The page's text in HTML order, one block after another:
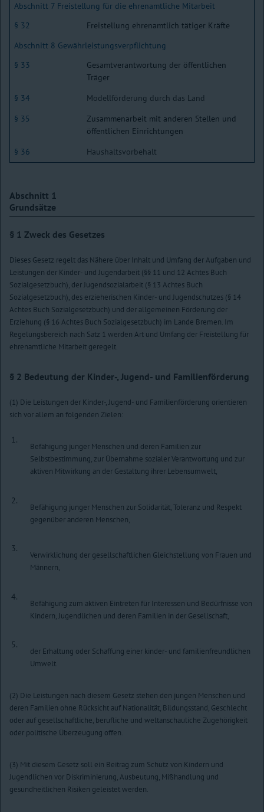
Abschnitt 7 Freistellung für die ehrenamtliche Mitarbeit
§ 32
Freistellung ehrenamtlich tätiger Kräfte
Abschnitt 8 Gewährleistungsverpflichtung
§ 33
Gesamtverantwortung der öffentlichen
Träger
§ 34
Modellförderung durch das Land
§ 35
Zusammenarbeit mit anderen Stellen und
öffentlichen Einrichtungen
§ 36
Haushaltsvorbehalt
Abschnitt 1
Grundsätze
§ 1 Zweck des Gesetzes
Dieses Gesetz regelt das Nähere über Inhalt und Umfang der Aufgaben und
Leistungen der Kinder- und Jugendarbeit (§§ 11 und 12 Achtes Buch
Sozialgesetzbuch), der Jugendsozialarbeit (§ 13 Achtes Buch
Sozialgesetzbuch), des erzieherischen Kinder- und Jugendschutzes (§ 14
Achtes Buch Sozialgesetzbuch) und der allgemeinen Förderung der
Erziehung (§ 16 Achtes Buch Sozialgesetzbuch) im Lande Bremen. Im
Regelungsbereich nach Satz 1 werden Art und Umfang der Freistellung für
ehrenamtliche Mitarbeit geregelt.
§ 2 Bedeutung der Kinder-, Jugend- und Familienförderung
(1) Die Leistungen der Kinder-, Jugend- und Familienförderung orientieren
sich vor allem an folgenden Zielen:
1.
Befähigung junger Menschen und deren Familien zur
Selbstbestimmung, zur Übernahme sozialer Verantwortung und zur
aktiven Mitwirkung an der Gestaltung ihrer Lebensumwelt,
2.
Befähigung junger Menschen zur Solidarität, Toleranz und Respekt
gegenüber anderen Menschen,
3.
Verwirklichung der gesellschaftlichen Gleichstellung von Frauen und
Männern,
4.
Befähigung zum aktiven Eintreten für Interessen und Bedürfnisse von
Kindern, Jugendlichen und deren Familien in der Gesellschaft,
5.
der Erhaltung oder Schaffung einer kinder- und familienfreundlichen
Umwelt.
(2) Die Leistungen nach diesem Gesetz stehen den jungen Menschen und
deren Familien ohne Rücksicht auf Nationalität, Bildungsstand, Geschlecht
oder auf gesellschaftliche, berufliche und weltanschauliche Zugehörigkeit
oder politische Überzeugung offen.
(3) Mit diesem Gesetz soll ein Beitrag zum Schutz von Kindern und
Jugendlichen vor Diskriminierung, Ausbeutung, Mißhandlung und
gesundheitlichen Risiken geleistet werden.